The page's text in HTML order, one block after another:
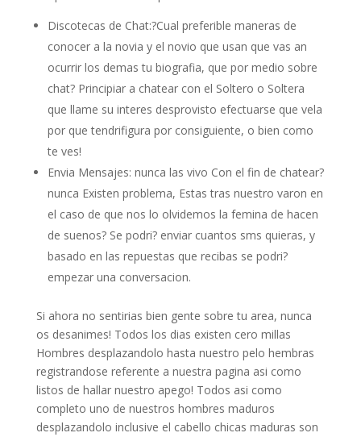
Discotecas de Chat:?Cual preferible maneras de
conocer a la novia y el novio que usan que vas an
ocurrir los demas tu biografia, que por medio sobre
chat? Principiar a chatear con el Soltero o Soltera
que llame su interes desprovisto efectuarse que vela
por que tendri­figura por consiguiente, o bien como
te ves!
Envia Mensajes: nunca las vivo Con el fin de chatear?
nunca Existen problema, Estas tras nuestro varon en
el caso de que nos lo olvidemos la femina de hacen
de suenos? Se podri? enviar cuantos sms quieras, y
basado en las repuestas que recibas se podri?
empezar una conversacion.
Si ahora no sentirias bien gente sobre tu area, nunca
os desanimes! Todos los dias existen cero millas
Hombres desplazandolo hasta nuestro pelo hembras
registrandose referente a nuestra pagina asi­ como
listos de hallar nuestro apego! Todos asi­ como
completo uno de nuestros hombres maduros
desplazandolo inclusive el cabello chicas maduras son